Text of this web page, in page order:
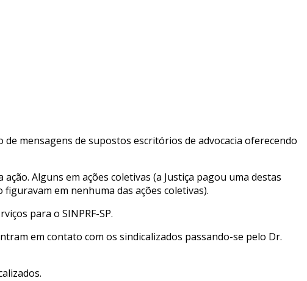
mensagens de supostos escritórios de advocacia oferecendo
Alguns em ações coletivas (a Justiça pagou uma destas
em nenhuma das ações coletivas).
para o SINPRF-SP.
em contato com os sindicalizados passando-se pelo Dr.